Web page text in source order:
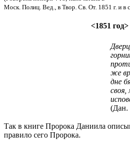
Моск. Полиц. Вед., в Твор. Св. От. 1851 г. и в
<1851 год>
же
дне
своя,
(Дан.
Так в книге Пророка Даниила
правило сего Пророка.